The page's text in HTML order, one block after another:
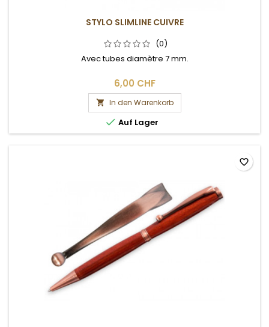
STYLO SLIMLINE CUIVRE
(0)
Avec tubes diamètre 7 mm.
6,00 CHF
 In den Warenkorb
 Auf Lager
favorite_border